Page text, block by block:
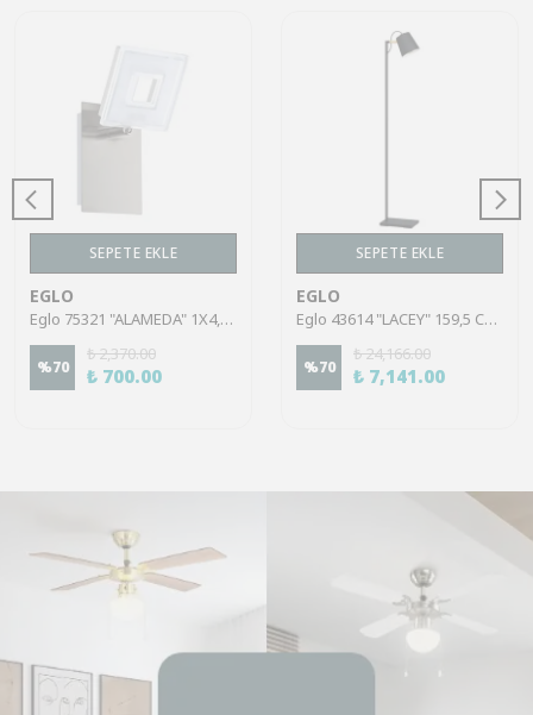
SEPETE EKLE
EGLO
Eglo 75321 "ALAMEDA" 1X4,5W Çelik Nikel Mat Sıva Üstü Spot
%70
₺ 2,370.00
₺ 700.00
SEPETE EKLE
EGLO
Eglo 43614 "LACEY" 159,5 Cm Yüksekliğinde Çelik, Ahşap Köşe Lambası Lambader
%70
₺ 24,166.00
₺ 7,141.00